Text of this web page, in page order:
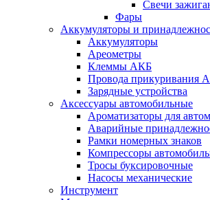
Свечи
Фары
Аккумуляторы и
Аккумуляторы
Ареометры
Клеммы АКБ
Провода прикуривания
Зарядные устройства
Аксессуары автомобильные
Ароматизаторы для
Аварийные
Рамки номерных знаков
Компрессоры
Тросы буксировочные
Насосы механические
Инструмент